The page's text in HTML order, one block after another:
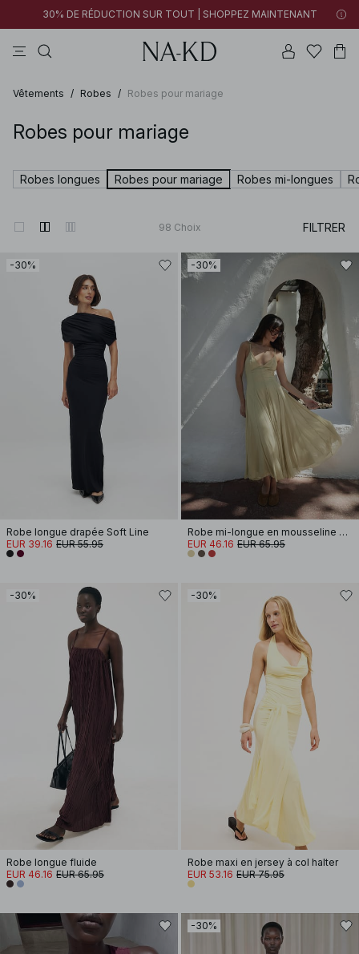
30% DE RÉDUCTION SUR TOUT | SHOPPEZ MAINTENANT
Vêtements / Robes / Robes pour mariage
Robes pour mariage
Robes longues Robes pour mariage Robes mi-longues
98 Choix FILTRER
-30%
Robe longue drapée Soft Line
EUR 39.16 EUR 55.95
-30%
Robe mi-longue en mousseline à bretelles
EUR 46.16 EUR 65.95
-30%
Robe longue fluide
EUR 46.16 EUR 65.95
-30%
Robe maxi en jersey à col halter
EUR 53.16 EUR 75.95
-30%